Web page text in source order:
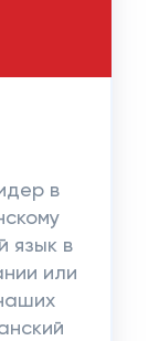
в
язык в
или